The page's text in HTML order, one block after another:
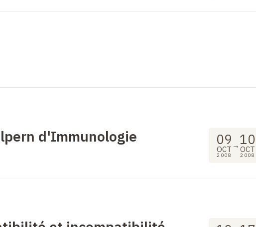
d'Immunologie 09
OCT
2008
→ 10
OCT
2008